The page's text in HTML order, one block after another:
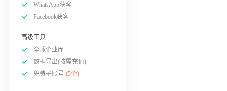
WhatsApp获客
Facebook获客
高级工具
全球企业库
数据导出(按需充值)
免费子账号 (5个)